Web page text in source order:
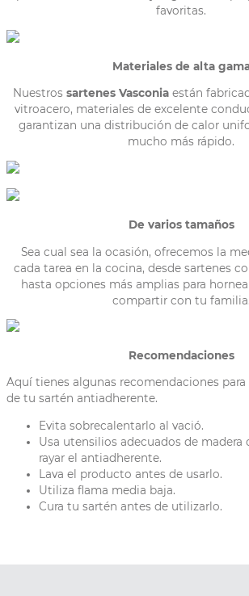
favoritas.
Materiales de alta
Nuestros sartenes Vasconiaestán
vitroacero, materiales de excelente
garantizan una distribución de calor
mucho más rápido.
De varios tamaños
Sea cual sea la ocasión, ofrecemos la
cada tarea en la cocina, desde sartenes
hasta opciones más amplias para
compartir con tu familia.
Recomendaciones
Aquí tienes algunas recomendaciones
de tu sartén antiadherente.
Evita sobrecalentarlo al vació.
Usa utensilios adecuados de madera
rayar el antiadherente.
Lava el producto antes de usarlo.
Utiliza flama media baja.
Cura tu sartén antes de utilizarlo.